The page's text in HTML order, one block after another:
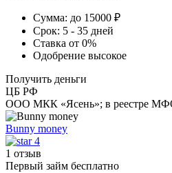
Сумма: до 15000 ₽
Срок: 5 - 35 дней
Ставка от 0%
Одобрение высокое
Получить деньги
ЦБ РФ
ООО МКК «Ясень»; в реестре
Bunny money
4
1 отзыв
Первый займ бесплатно